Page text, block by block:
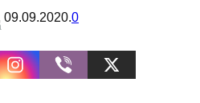
09.09.2020.0